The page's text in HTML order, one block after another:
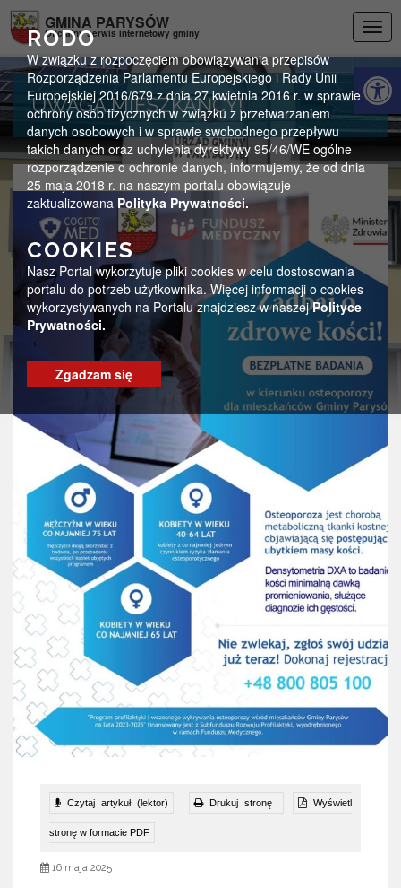
RODO
W związku z rozpoczęciem obowiązywania przepisów
Rozporządzenia Parlamentu Europejskiego i Rady Unii
Europejskiej 2016/679 z dnia 27 kwietnia 2016 r. w sprawie
ochrony osób fizycznych w związku z przetwarzaniem
danych osobowych i w sprawie swobodnego przepływu
takich danych oraz uchylenia dyrektywy 95/46/WE ogólne
rozporządzenie o ochronie danych, informujemy, że od dnia
25 maja 2018 r. na naszym portalu obowiązuje
zaktualizowana Polityka Prywatności.
COOKIES
Nasz Portal wykorzytuje pliki cookies w celu dostosowania
portalu do potrzeb użytkownika. Więcej informacji o cookies
wykorzystywanych na Portalu znajdziesz w naszejPolityce
Prywatności.
Zgadzam się
GMINA PARYSÓW
Oficjalny serwis internetowy gminy
UWAGA MIESZKAŃCY!
Czytaj artykuł (lektor) Drukuj stronę Wyświetl
stronę w formacie PDF
16 maja 2025